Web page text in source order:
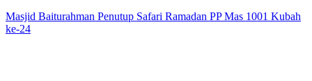
Masjid Baiturahman Penutup Safari Ramadan PP Mas 1001 Kubah
ke-24